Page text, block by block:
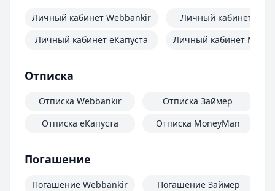
Личный кабинет Webbankir
Личный кабинет еКапуста
Личный кабинет
Личный кабинет
Отписка
Отписка Webbankir
Отписка еКапуста
Отписка Займер
Отписка MoneyMan
Погашение
Погашение Webbankir
Погашение Займер